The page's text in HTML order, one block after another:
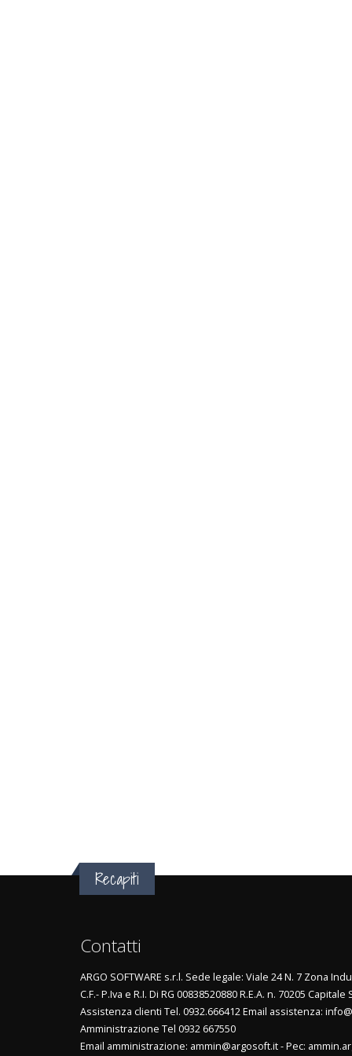
Recapiti
Contatti
ARGO SOFTWARE s.r.l. Sede legale: Viale 24 N. 7 Zona
C.F.- P.Iva e R.I. Di RG 00838520880 R.E.A. n. 70205
Assistenza clienti Tel. 0932.666412 Email assistenza:
Amministrazione Tel 0932 667550
Email amministrazione: ammin@argosoft.it - Pec: